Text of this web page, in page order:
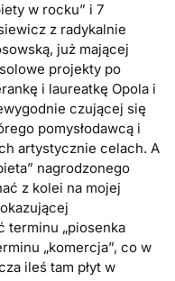
w rocku” i 7
z radykalnie
już mającej
projekty po
i laureatkę Opola i
czującej się
pomysłodawcą i
artystycznie celach. A
nagrodzonego
z kolei na mojej
terminu „piosenka
„komercja”, co w
ileś tam płyt w